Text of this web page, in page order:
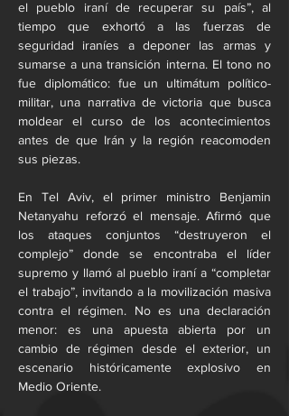
el pueblo iraní de recuperar su país”, al
tiempo que exhortó a las fuerzas de
seguridad iraníes a deponer las armas y
sumarse a una transición interna. El tono no
fue diplomático: fue un ultimátum político-
militar, una narrativa de victoria que busca
moldear el curso de los acontecimientos
antes de que Irán y la región reacomoden
sus piezas.
En Tel Aviv, el primer ministro Benjamin
Netanyahu reforzó el mensaje. Afirmó que
los ataques conjuntos “destruyeron el
complejo” donde se encontraba el líder
supremo y llamó al pueblo iraní a “completar
el trabajo”, invitando a la movilización masiva
contra el régimen. No es una declaración
menor: es una apuesta abierta por un
cambio de régimen desde el exterior, un
escenario históricamente explosivo en
Medio Oriente.